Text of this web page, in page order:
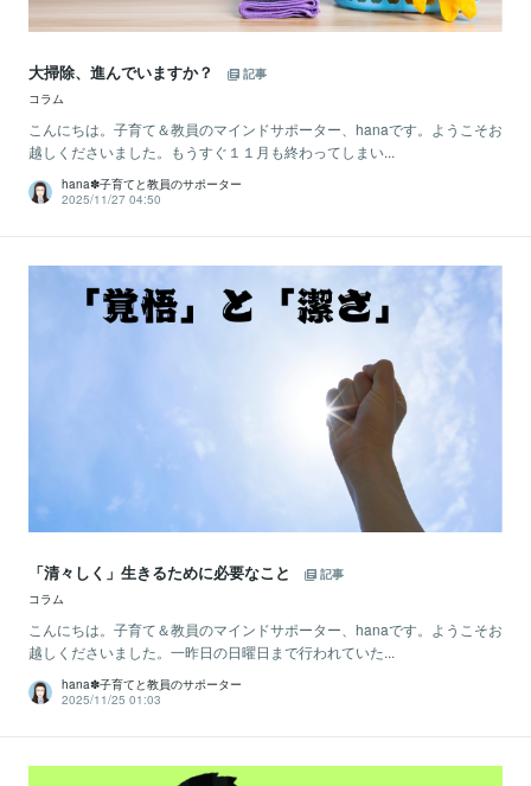
大掃除、進んでいますか？
記事
コラム
こんにちは。子育て＆教員のマインドサポーター、hanaです。ようこそお
越しくださいました。もうすぐ１１月も終わってしまい...
hana✽子育てと教員のサポーター
2025/11/27 04:50
「清々しく」生きるために必要なこと
記事
コラム
こんにちは。子育て＆教員のマインドサポーター、hanaです。ようこそお
越しくださいました。一昨日の日曜日まで行われていた...
hana✽子育てと教員のサポーター
2025/11/25 01:03